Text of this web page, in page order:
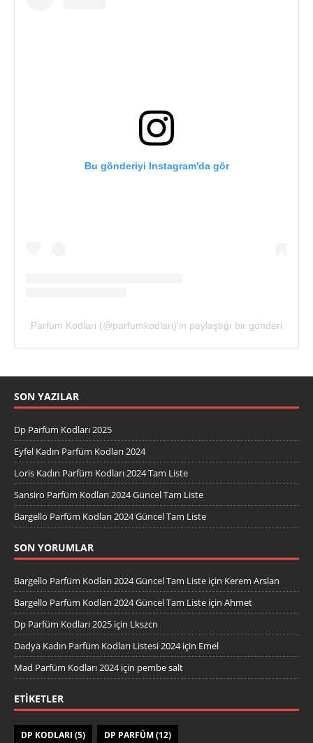
Bu gönderiyi Instagram'da gör
Parfüm Kodlari (@parfumkodlari)'in paylaştığı bir gönderi
SON YAZILAR
Dp Parfüm Kodları 2025
Eyfel Kadın Parfüm Kodları 2024
Loris Kadın Parfüm Kodları 2024 Tam Liste
Sansiro Parfüm Kodları 2024 Güncel Tam Liste
Bargello Parfüm Kodları 2024 Güncel Tam Liste
SON YORUMLAR
Bargello Parfüm Kodları 2024 Güncel Tam Liste için Kerem Arslan
Bargello Parfüm Kodları 2024 Güncel Tam Liste için Ahmet
Dp Parfüm Kodları 2025 için Lkszcn
Dadya Kadın Parfüm Kodları Listesi 2024için Emel
Mad Parfüm Kodları 2024için pembe salt
ETIKETLER
DP KODLARI (5) DP PARFÜM(12)